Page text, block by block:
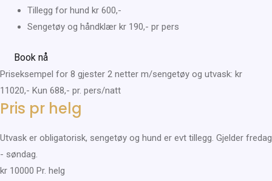
Tillegg for hund kr 600,-​
Sengetøy og håndklær kr 190,- pr pers
Book nå
Priseksempel for 8 gjester 2 netter m/sengetøy og utvask: kr
11020,- Kun 688,- pr. pers/natt
Pris pr helg
Utvask er obligatorisk, sengetøy og hund er evt tillegg. Gjelder fredag
- søndag.
kr 10000 Pr. helg